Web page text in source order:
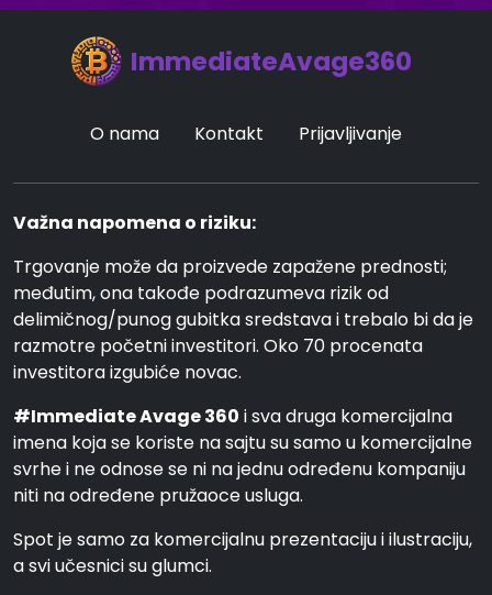
ImmediateAvage360
O nama Kontakt Prijavljivanje
Važna napomena o riziku:
Trgovanje može da proizvede zapažene prednosti;
međutim, ona takođe podrazumeva rizik od
delimičnog/punog gubitka sredstava i trebalo bi da je
razmotre početni investitori. Oko 70 procenata
investitora izgubiće novac.
#Immediate Avage 360 i sva druga komercijalna
imena koja se koriste na sajtu su samo u komercijalne
svrhe i ne odnose se ni na jednu određenu kompaniju
niti na određene pružaoce usluga.
Spot je samo za komercijalnu prezentaciju i ilustraciju,
a svi učesnici su glumci.